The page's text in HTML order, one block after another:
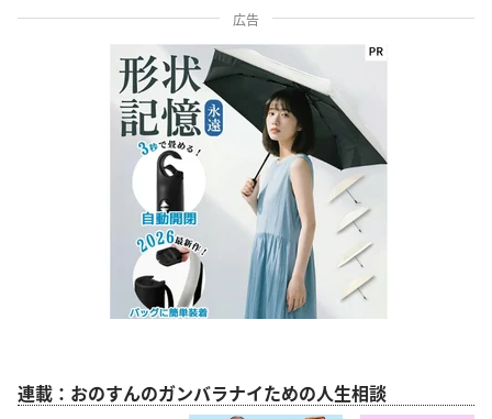
広告
連載：おのすんのガンバラナイための人生相談